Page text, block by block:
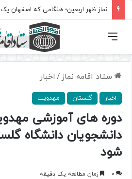
فهرست
ستاد اقامه نماز / اخبار
اخبار گلستان مهدویت
دوره های آموزشی
دانشجویان دانشگاه
شود
0 زمان مطالعه یک دقیقه